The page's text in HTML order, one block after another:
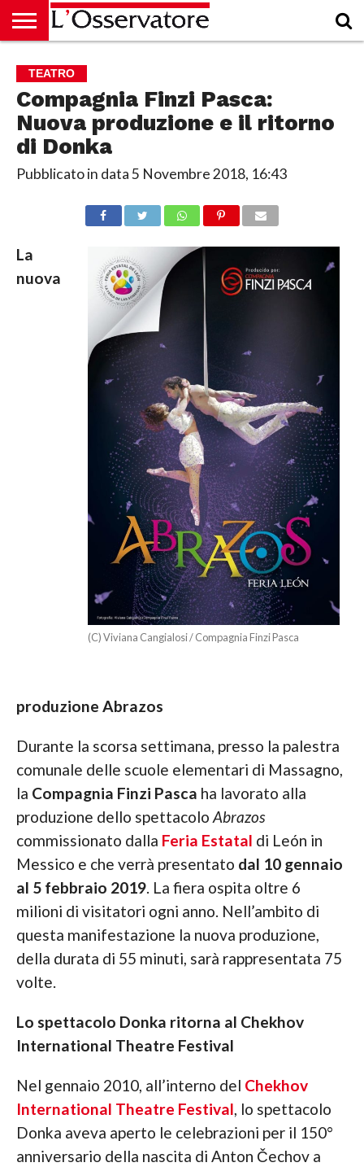
CULTURA
ECONOMIA
RUBRICHE
ARCHIVIO
PODCAST
ABBONAMENTO
CHI
SIAMO
ACCEDI
TEATRO
Compagnia Finzi Pasca:
Nuova produzione e il ritorno
di Donka
Pubblicato in data5 Novembre 2018, 16:43
(C) Viviana Cangialosi / Compagnia Finzi Pasca
La
nuova
produzione Abrazos
Durante la scorsa settimana, presso la palestra
comunale delle scuole elementari di Massagno,
la Compagnia Finzi Pasca ha lavorato alla
produzione dello spettacolo Abrazos
commissionato dalla Feria Estatal di León in
Messico e che verrà presentato dal 10 gennaio
al 5 febbraio 2019. La fiera ospita oltre 6
milioni di visitatori ogni anno. Nell’ambito di
questa manifestazione la nuova produzione,
della durata di 55 minuti, sarà rappresentata 75
volte.
Lo spettacolo Donka ritorna al Chekhov
International Theatre Festival
Nel gennaio 2010, all’interno del Chekhov
International Theatre Festival, lo spettacolo
Donka aveva aperto le celebrazioni per il 150°
anniversario della nascita di Anton Čechov a